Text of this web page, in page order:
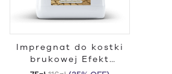
Impregnat do kostki
brukowej Efekt
Mokrego Bruku